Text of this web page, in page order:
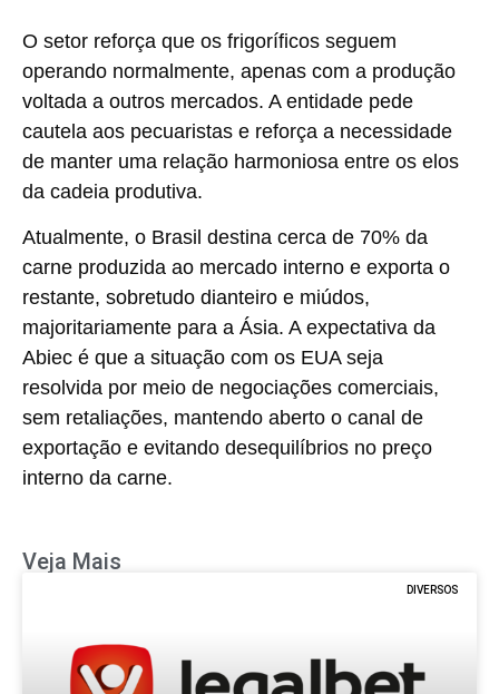
O setor reforça que os frigoríficos seguem
operando normalmente, apenas com a produção
voltada a outros mercados. A entidade pede
cautela aos pecuaristas e reforça a necessidade
de manter uma relação harmoniosa entre os elos
da cadeia produtiva.
Atualmente, o Brasil destina cerca de 70% da
carne produzida ao mercado interno e exporta o
restante, sobretudo dianteiro e miúdos,
majoritariamente para a Ásia. A expectativa da
Abiec é que a situação com os EUA seja
resolvida por meio de negociações comerciais,
sem retaliações, mantendo aberto o canal de
exportação e evitando desequilíbrios no preço
interno da carne.
Veja Mais
DIVERSOS